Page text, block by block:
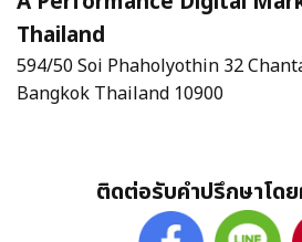
Thailand
594/50 Soi Phaholyothin 32
Bangkok Thailand 10900
ติดต่อรับคำปรึกษาโด